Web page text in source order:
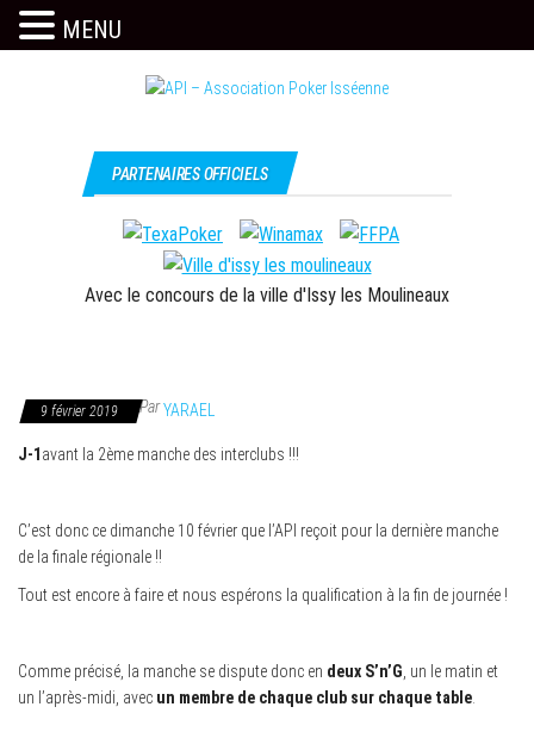
Association
Isséenne
c'est
l'API
PARTENAIRES OFFICIELS
Avec le concours de la ville d'Issy les Moulineaux
9 février 2019 ParYARAEL
J-1avant la 2ème manche des interclubs !!!
C’est donc ce dimanche 10 février que l’API reçoit pour la dernière manche
de la finale régionale !!
Tout est encore à faire et nous espérons la qualification à la fin de journée !
Comme précisé, la manche se dispute donc en deux S’n’G , un le matin et
un l’après-midi, avec un membre de chaque club sur chaque table
MENU